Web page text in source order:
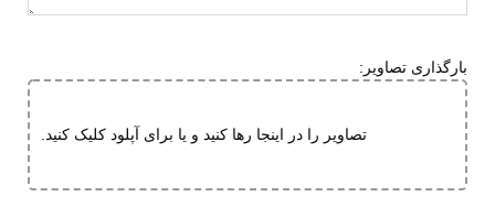
بارگذاری تصاویر:
تصاویر را در اینجا رها کنید و یا برای آپلود کلیک کنید.